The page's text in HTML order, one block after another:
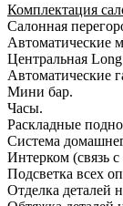
Комплектация
Салонная
Автоматические
Центральная
Автоматические
Мини бар.
Часы.
Раскладные
Система
Интерком (связь
Подсветка всех
Отделка деталей